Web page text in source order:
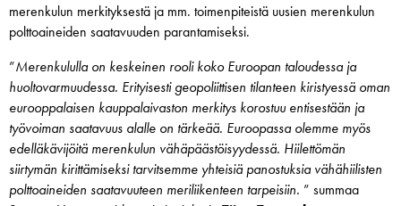
merenkulun merkityksestä ja mm. toimenpiteistä uusien merenkulun
polttoaineiden saatavuuden parantamiseksi.
”Merenkululla on keskeinen rooli koko Euroopan taloudessa ja
huoltovarmuudessa. Erityisesti geopoliittisen tilanteen kiristyessä oman
eurooppalaisen kauppalaivaston merkitys korostuu entisestään ja
työvoiman saatavuus alalle on tärkeää. Euroopassa olemme myös
edelläkävijöitä merenkulun vähäpäästöisyydessä. Hiilettömän
siirtymän kirittämiseksi tarvitsemme yhteisiä panostuksia vähähiilisten
polttoaineiden saatavuuteen meriliikenteen tarpeisiin. ” summaa